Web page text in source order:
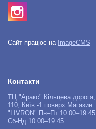
Сайт працює на ImageCMS
Контакти
ТЦ "Аракс" Кільцева дорога,
110, Київ -1 поверх Магазин
"LIVRON" Пн–Пт 10:00–19:45
Сб-Нд 10:00–19:45